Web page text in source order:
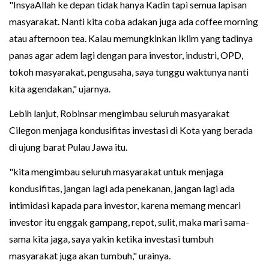
"InsyaAllah ke depan tidak hanya Kadin tapi semua lapisan
masyarakat. Nanti kita coba adakan juga ada coffee morning
atau afternoon tea. Kalau memungkinkan iklim yang tadinya
panas agar adem lagi dengan para investor, industri, OPD,
tokoh masyarakat, pengusaha, saya tunggu waktunya nanti
kita agendakan," ujarnya.
Lebih lanjut, Robinsar mengimbau seluruh masyarakat
Cilegon menjaga kondusifitas investasi di Kota yang berada
di ujung barat Pulau Jawa itu.
"kita mengimbau seluruh masyarakat untuk menjaga
kondusifitas, jangan lagi ada penekanan, jangan lagi ada
intimidasi kapada para investor, karena memang mencari
investor itu enggak gampang, repot, sulit, maka mari sama-
sama kita jaga, saya yakin ketika investasi tumbuh
masyarakat juga akan tumbuh," urainya.